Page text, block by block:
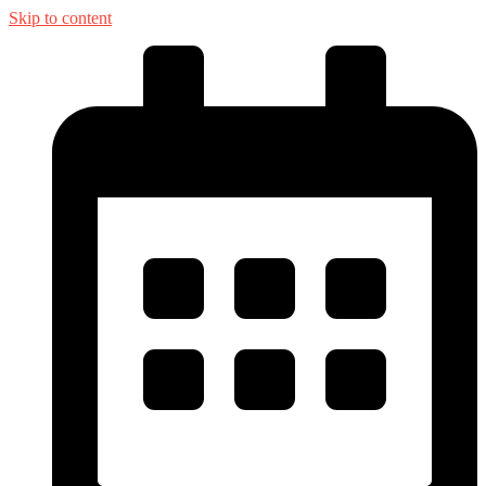
Skip to content